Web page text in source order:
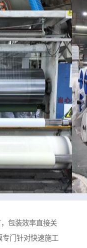
包装效率直接关
专门针对快速施工